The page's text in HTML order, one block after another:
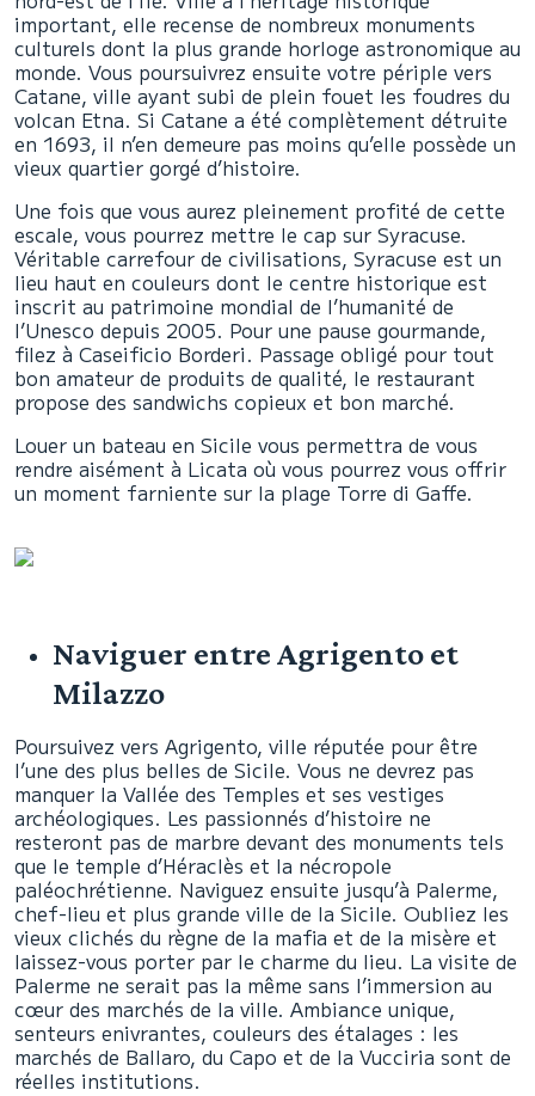
important, elle recense de nombreux monuments
culturels dont la plus grande horloge astronomique au
monde. Vous poursuivrez ensuite votre périple vers
Catane, ville ayant subi de plein fouet les foudres du
volcan Etna. Si Catane a été complètement détruite
en 1693, il n’en demeure pas moins qu’elle possède un
vieux quartier gorgé d’histoire.
Une fois que vous aurez pleinement profité de cette
escale, vous pourrez mettre le cap sur Syracuse.
Véritable carrefour de civilisations, Syracuse est un
lieu haut en couleurs dont le centre historique est
inscrit au patrimoine mondial de l’humanité de
l’Unesco depuis 2005. Pour une pause gourmande,
filez à Caseificio Borderi. Passage obligé pour tout
bon amateur de produits de qualité, le restaurant
propose des sandwichs copieux et bon marché.
Louer un bateau en Sicile vous permettra de vous
rendre aisément à Licata où vous pourrez vous offrir
un moment farniente sur la plage Torre di Gaffe.
Naviguer entre Agrigento et
Milazzo
Poursuivez vers Agrigento, ville réputée pour être
l’une des plus belles de Sicile. Vous ne devrez pas
manquer la Vallée des Temples et ses vestiges
archéologiques. Les passionnés d’histoire ne
resteront pas de marbre devant des monuments tels
que le temple d’Héraclès et la nécropole
paléochrétienne. Naviguez ensuite jusqu’à Palerme,
chef-lieu et plus grande ville de la Sicile. Oubliez les
vieux clichés du règne de la mafia et de la misère et
laissez-vous porter par le charme du lieu. La visite de
Palerme ne serait pas la même sans l’immersion au
cœur des marchés de la ville. Ambiance unique,
senteurs enivrantes, couleurs des étalages : les
marchés de Ballaro, du Capo et de la Vucciria sont de
réelles institutions.